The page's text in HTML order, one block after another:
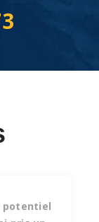
potentiel